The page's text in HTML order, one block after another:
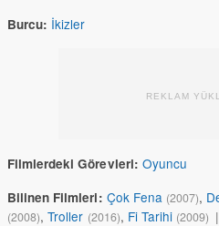
Burcu: İkizler
REKLAM
Filmlerdeki Görevleri: Oyuncu
Bilinen Filmleri: Çok Fena (2007),
(2008),Troller (2016), Fi Tarihi (2009) |